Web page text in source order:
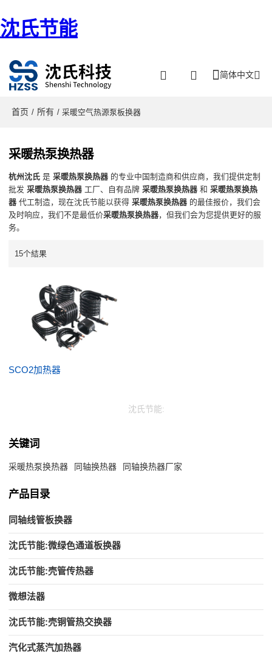
沈氏节能
简体中文
首页 / 所有 / 采暖空气热源泵板换器
采暖热泵换热器
杭州沈氏 是采暖热泵换热器 的专业中国制造商和供应商，我们提供定制
批发采暖热泵换热器 工厂、自有品牌采暖热泵换热器 和采暖热泵换热
器 代工制造，现在沈氏节能以获得采暖热泵换热器 的最佳报价，我们会
及时响应，我们不是最低价采暖热泵换热器，但我们会为您提供更好的服
务。
15个結果
SCO2加热器
沈氏节能:
关键词
采暖热泵换热器 同轴换热器 同轴换热器厂家
产品目录
同轴线管板换器
沈氏节能:微绿色通道板换器
沈氏节能:壳管传热器
微想法器
沈氏节能:壳铜管热交换器
汽化式蒸汽加热器